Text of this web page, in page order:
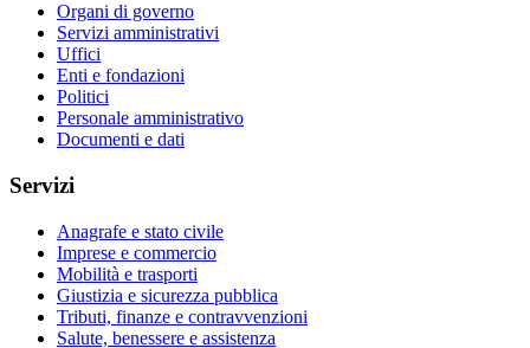
Organi di governo
Servizi amministrativi
Uffici
Enti e fondazioni
Politici
Personale amministrativo
Documenti e dati
Servizi
Anagrafe e stato civile
Imprese e commercio
Mobilità e trasporti
Giustizia e sicurezza pubblica
Tributi, finanze e contravvenzioni
Salute, benessere e assistenza